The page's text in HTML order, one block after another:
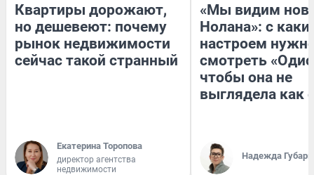
Квартиры дорожают,
но дешевеют: почему
рынок недвижимости
сейчас такой странный
Екатерина Торопова
директор агентства
недвижимости
«Мы видим
Нолана»: с
настроем
смотреть
чтобы она не
выглядела как
Надежда Губарь